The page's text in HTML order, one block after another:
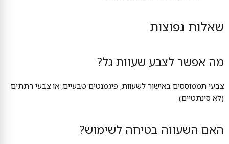
שאלות נפוצות
מה אפשר לצבע שעוות גל?
צבעי תממוססים באישור לשעוות, פיגמנטים טבעיים, או צבעי רתתים
(לא סינתטיים).
האם השעווה בטיחה לשימוש?